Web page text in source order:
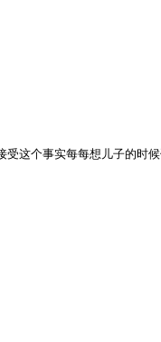
这个事实每每想儿子的时